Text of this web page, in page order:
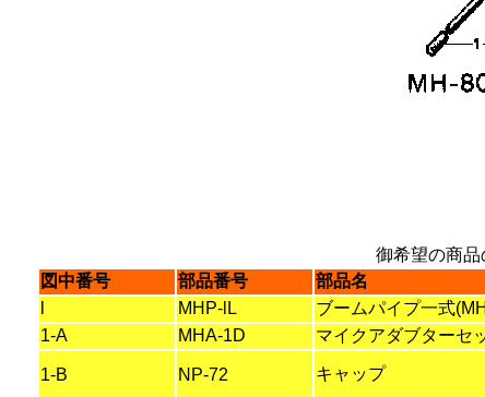
御希望の商品
図中番号
部品番号 部品名
MHP-lL ブームパイプ一式
1-A
MHA-1D マイクアダブターセ
1-B NP-72 キャップ